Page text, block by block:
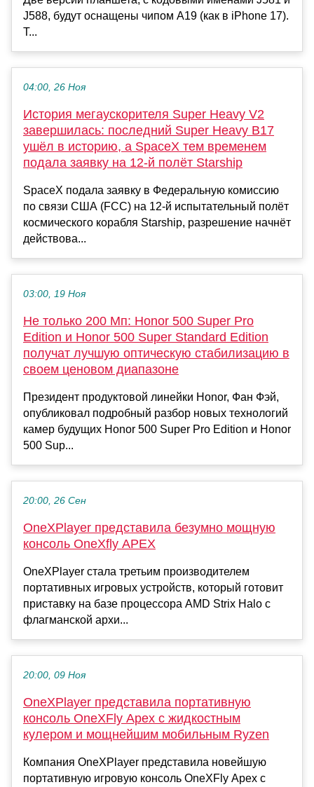
J588, будут оснащены чипом A19 (как в iPhone 17).
T...
04:00, 26 Ноя
История мегаускорителя Super Heavy V2
завершилась: последний Super Heavy B17
ушёл в историю, а SpaceX тем временем
подала заявку на 12-й полёт Starship
SpaceX подала заявку в Федеральную комиссию
по связи США (FCC) на 12-й испытательный полёт
космического корабля Starship, разрешение начнёт
действова...
03:00, 19 Ноя
Не только 200 Мп: Honor 500 Super Pro
Edition и Honor 500 Super Standard Edition
получат лучшую оптическую стабилизацию в
своем ценовом диапазоне
Президент продуктовой линейки Honor, Фан Фэй,
опубликовал подробный разбор новых технологий
камер будущих Honor 500 Super Pro Edition и Honor
500 Sup...
20:00, 26 Сен
OneXPlayer представила безумно мощную
консоль OneXfly APEX
OneXPlayer стала третьим производителем
портативных игровых устройств, который готовит
приставку на базе процессора AMD Strix Halo с
флагманской архи...
20:00, 09 Ноя
OneXPlayer представила портативную
консоль OneXFly Apex с жидкостным
кулером и мощнейшим мобильным Ryzen
Компания OneXPlayer представила новейшую
портативную игровую консоль OneXFly Apex с